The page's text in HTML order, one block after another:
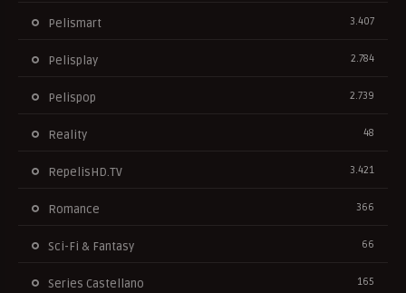
Pelismart 3.407
Pelisplay 2.784
Pelispop 2.739
Reality 48
RepelisHD.TV 3.421
Romance 366
Sci-Fi & Fantasy 66
Series Castellano 165